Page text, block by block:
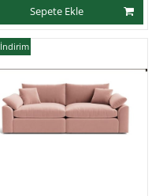
Sepete Ekle
İndirim